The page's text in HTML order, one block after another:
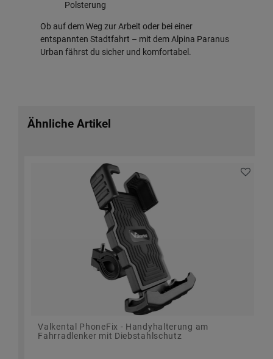
Polsterung
Ob auf dem Weg zur Arbeit oder bei einer
entspannten Stadtfahrt – mit dem Alpina Paranus
Urban fährst du sicher und komfortabel.
Ähnliche Artikel
Valkental PhoneFix - Handyhalterung am
Fahrradlenker mit Diebstahlschutz